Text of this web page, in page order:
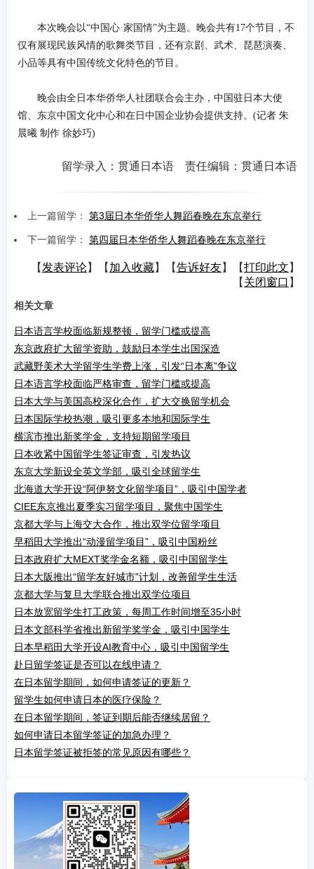
本次晚会以“中国心·家国情”为主题。晚会共有17个节目，不
仅有展现民族风情的歌舞类节目，还有京剧、武术、琵琶演奏、
小品等具有中国传统文化特色的节目。
晚会由全日本华侨华人社团联合会主办，中国驻日本大使
馆、东京中国文化中心和在日中国企业协会提供支持。(记者 朱
晨曦 制作 徐妙巧)
留学录入：贯通日本语 责任编辑：贯通日本语
上一篇留学： 第3届日本华侨华人舞蹈春晚在东京举行
下一篇留学： 第四届日本华侨华人舞蹈春晚在东京举行
【 发表评论】【 加入收藏】【告诉好友】【打印此文 】
【 关闭窗口 】
相关文章
日本语言学校面临新规整顿，留学门槛或提高
东京政府扩大留学资助，鼓励日本学生出国深造
武藏野美术大学留学生学费上涨，引发“日本离”争议
日本语言学校面临严格审查，留学门槛或提高
日本大学与美国高校深化合作，扩大交换留学机会
日本国际学校热潮，吸引更多本地和国际学生
横滨市推出新奖学金，支持短期留学项目
日本收紧中国留学生签证审查，引发热议
东京大学新设全英文学部，吸引全球留学生
北海道大学开设“阿伊努文化留学项目”，吸引中国学者
CIEE东京推出夏季实习留学项目，聚焦中国学生
京都大学与上海交大合作，推出双学位留学项目
早稻田大学推出“动漫留学项目”，吸引中国粉丝
日本政府扩大MEXT奖学金名额，吸引中国留学生
日本大阪推出“留学友好城市”计划，改善留学生生活
京都大学与复旦大学联合推出双学位项目
日本放宽留学生打工政策，每周工作时间增至35小时
日本文部科学省推出新留学奖学金，吸引中国学生
日本早稻田大学开设AI教育中心，吸引中国留学生
赴日留学签证是否可以在线申请？
在日本留学期间，如何申请签证的更新？
留学生如何申请日本的医疗保险？
在日本留学期间，签证到期后能否继续居留？
如何申请日本留学签证的加急办理？
日本留学签证被拒签的常见原因有哪些？